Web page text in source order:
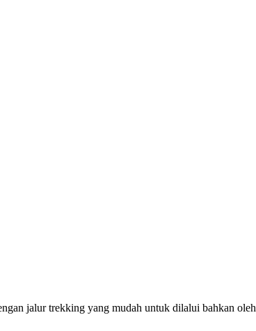
jalur trekking yang mudah untuk dilalui bahkan oleh